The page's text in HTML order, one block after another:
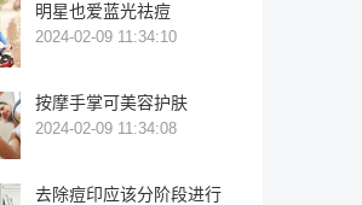
明星也爱蓝光祛痘
2024-02-09 11:34:10
按摩手掌可美容护肤
2024-02-09 11:34:08
去除痘印应该分阶段进行